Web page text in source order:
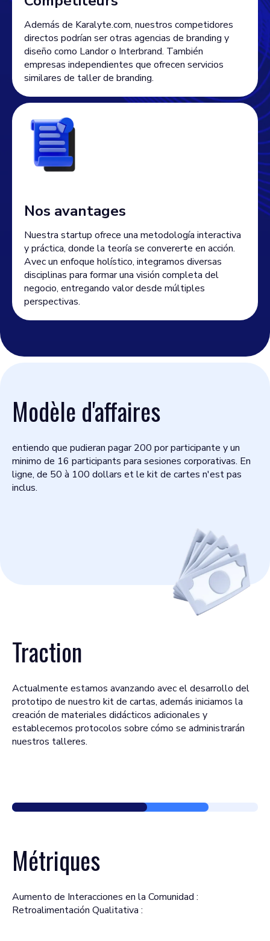
Además de Karalyte.com, nuestros competidores
directos podrían ser otras agencias de branding y
diseño como Landor o Interbrand. También
empresas independientes que ofrecen servicios
similares de taller de branding.
Nos avantages
Nuestra startup ofrece una metodología interactiva
y práctica, donde la teoría se convererte en acción.
Avec un enfoque holístico, integramos diversas
disciplinas para formar una visión completa del
negocio, entregando valor desde múltiples
perspectivas.
Modèle d'affaires
entiendo que pudieran pagar 200 por participante y un
minimo de 16 participants para sesiones corporativas. En
ligne, de 50 à 100 dollars et le kit de cartes n'est pas
inclus.
Traction
Actualmente estamos avanzando avec el desarrollo del
prototipo de nuestro kit de cartas, además iniciamos la
creación de materiales didácticos adicionales y
establecemos protocolos sobre cómo se administrarán
nuestros talleres.
Métriques
Aumento de Interacciones en la Comunidad :
Retroalimentación Qualitativa :